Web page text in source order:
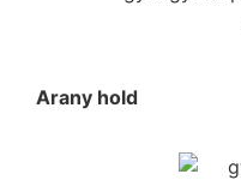
Arany hold